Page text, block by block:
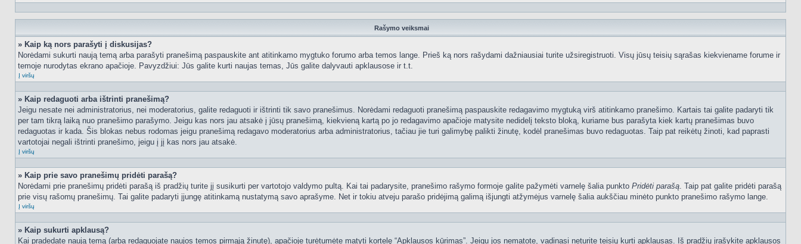
Rašymo veiksmai
» Kaip ką nors parašyti į diskusijas?
Norėdami sukurti naują temą arba parašyti pranešimą paspauskite ant atitinkamo mygtuko forumo arba temos lange. Prieš ką nors rašydami dažniausiai turite užsiregistruoti. Visų jūsų teisių sąrašas kiekviename forume ir
temoje nurodytas ekrano apačioje. Pavyzdžiui: Jūs galite kurti naujas temas, Jūs galite dalyvauti apklausose ir t.t.
Į viršų
» Kaip redaguoti arba ištrinti pranešimą?
Jeigu nesate nei administratorius, nei moderatorius, galite redaguoti ir ištrinti tik savo pranešimus. Norėdami redaguoti pranešimą paspauskite redagavimo mygtuką virš atitinkamo pranešimo. Kartais tai galite padaryti tik
per tam tikrą laiką nuo pranešimo parašymo. Jeigu kas nors jau atsakė į jūsų pranešimą, kiekvieną kartą po jo redagavimo apačioje matysite nedidelį teksto bloką, kuriame bus parašyta kiek kartų pranešimas buvo
redaguotas ir kada. Šis blokas nebus rodomas jeigu pranešimą redagavo moderatorius arba administratorius, tačiau jie turi galimybę palikti žinutę, kodėl pranešimas buvo redaguotas. Taip pat reikėtų žinoti, kad paprasti
vartotojai negali ištrinti pranešimo, jeigu į jį kas nors jau atsakė.
Į viršų
» Kaip prie savo pranešimų pridėti parašą?
Norėdami prie pranešimų pridėti parašą iš pradžių turite jį susikurti per vartotojo valdymo pultą. Kai tai padarysite, pranešimo rašymo formoje galite pažymėti varnelę šalia punkto Pridėti parašą. Taip pat galite pridėti parašą
prie visų rašomų pranešimų. Tai galite padaryti įjungę atitinkamą nustatymą savo aprašyme. Net ir tokiu atveju parašo pridėjimą galimą išjungti atžymėjus varnelę šalia aukščiau minėto punkto pranešimo rašymo lange.
Į viršų
» Kaip sukurti apklausą?
Kai pradedate naują temą (arba redaguojate naujos temos pirmąją žinutę), apačioje turėtumėte matyti kortelę “Apklausos kūrimas”. Jeigu jos nematote, vadinasi neturite teisių kurti apklausas. Iš pradžių įrašykite apklausos